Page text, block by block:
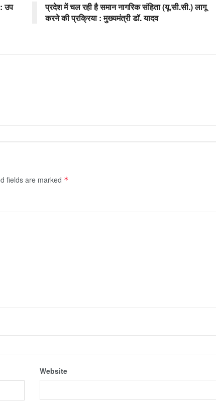
उप
प्रदेश में चल रही है समान नागरिक संहिता (यू.सी.सी.) लागू
करने की प्रक्रिया : मुख्यमंत्री डॉ. यादव
fields are marked *
Website